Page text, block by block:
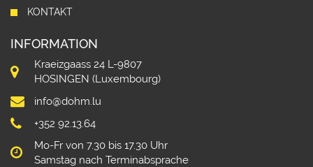
KONTAKT
INFORMATION
Kraeizgaass 24 L-9807
HOSINGEN (Luxembourg)
info@dohm.lu
+352 92.13.64
Mo-Fr von 7.30 bis 17.30 Uhr
Samstag nach Terminabsprache